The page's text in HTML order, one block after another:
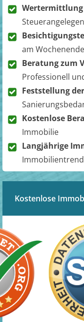
am Wochenende
Beratung zum
Professionell
Feststellung
Kostenlose
Immobilie
Langjährige
Kostenlose